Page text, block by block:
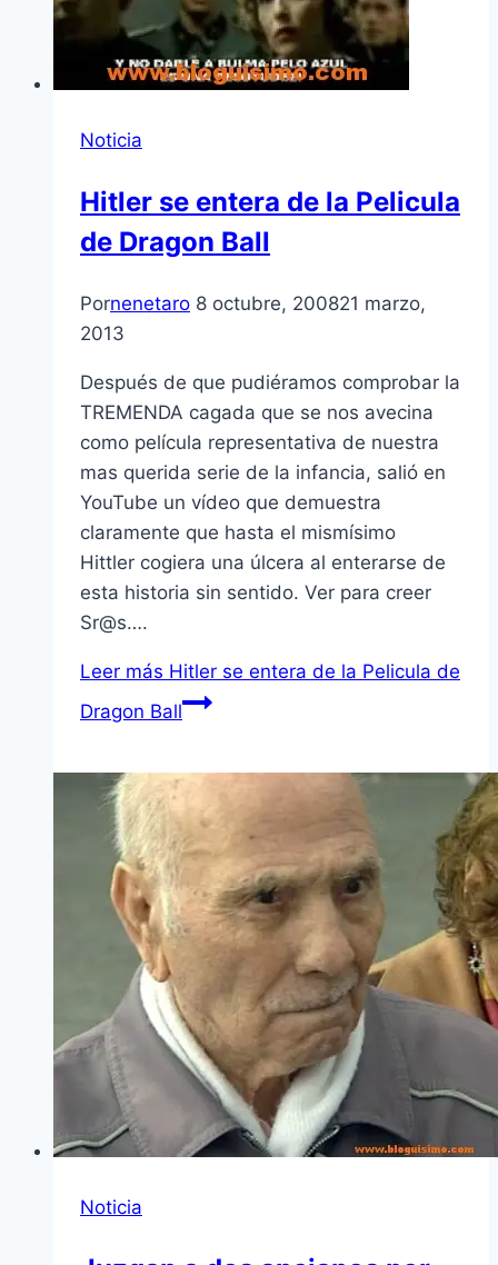
Noticia
Hitler se entera de la Pelicula
de Dragon Ball
Pornenetaro 8 octubre, 200821 marzo,
2013
Después de que pudiéramos comprobar la
TREMENDA cagada que se nos avecina
como pelí­cula representativa de nuestra
mas querida serie de la infancia, salió en
YouTube un ví­deo que demuestra
claramente que hasta el mismí­simo
Hittler cogiera una úlcera al enterarse de
esta historia sin sentido. Ver para creer
Sr@s….
Leer más Hitler se entera de la Pelicula de
Dragon Ball
Noticia